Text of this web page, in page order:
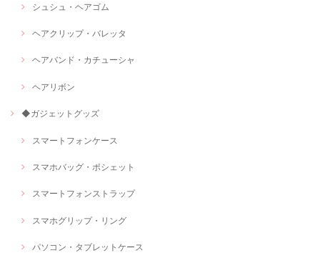
シュシュ・ヘアゴム
ヘアクリップ・バレッタ
ヘアバンド・カチューシャ
ヘアリボン
◆ガジェットグッズ
スマートフォンケース
スマホバッグ・ポシェット
スマートフォンストラップ
スマホグリップ・リング
パソコン・タブレットケース